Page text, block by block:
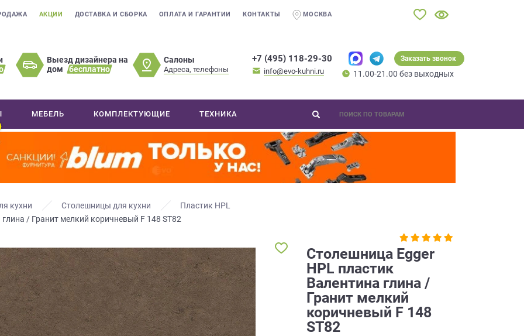
АКЦИИ ДОСТАВКА И СБОРКА ОПЛАТА И ГАРАНТИИ КОНТАКТЫ МОСКВА
Выезд дизайнера на
дом
бесплатно
Салоны
Адреса, телефоны
+7 (495) 118-29-30
info@evo-kuhni.ru
Заказать звонок
11.00-21.00 без выходных
МЕБЕЛЬ КОМПЛЕКТУЮЩИЕ ТЕХНИКА
кухни Столешницы для кухни
Пластик HPL
/ Гранит мелкий коричневый F 148 ST82
Столешница Egger
HPL пластик
Валентина глина /
Гранит мелкий
коричневый F 148
ST82